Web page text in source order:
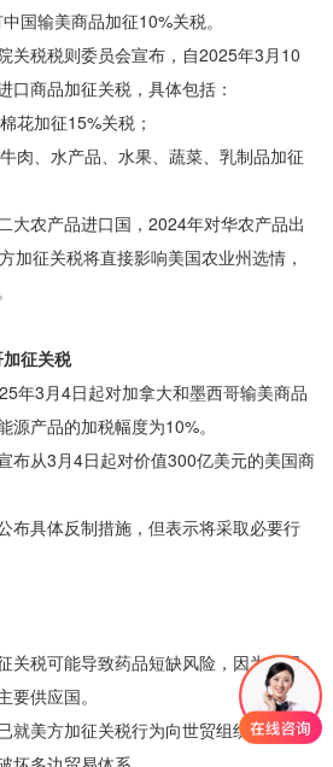
国输美商品加征10%关税。
关税税则委员会宣布，自2025年3月10
口商品加征关税，具体包括：
花加征15%关税；
肉、水产品、水果、蔬菜、乳制品加征
大农产品进口国，2024年对华农产品出
加征关税将直接影响美国农业州选情，
征关税
年3月4日起对加拿大和墨西哥输美商品
产品的加税幅度为10%。
布从3月4日起对价值300亿美元的美国商
布具体反制措施，但表示将采取必要行
关税可能导致药品短缺风险，因为中国
供应国。
就美方加征关税行为向世贸组织提起诉